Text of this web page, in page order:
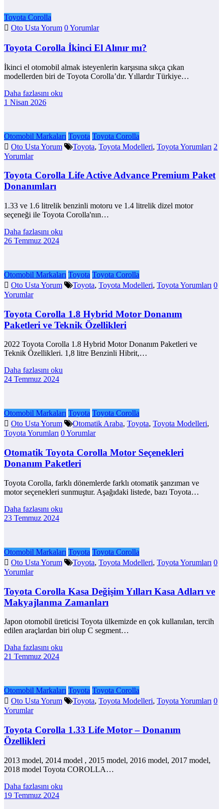
Toyota Corolla
Oto Usta Yorum 0 Yorumlar
Toyota Corolla İkinci El Alınır mı?
İkinci el otomobil almak isteyenlerin karşısına sıkça çıkan
modellerden biri de Toyota Corolla’dır. Yıllardır Türkiye…
Daha fazlasını oku
1 Nisan 2026
Otomobil Markaları Toyota Toyota Corolla
Oto Usta Yorum
Toyota, Toyota Modelleri, Toyota Yorumları 2
Yorumlar
Toyota Corolla Life Active Advance Premium Paket
Donanımları
1.33 ve 1.6 litrelik benzinli motoru ve 1.4 litrelik dizel motor
seçeneği ile Toyota Corolla'nın…
Daha fazlasını oku
26 Temmuz 2024
Otomobil Markaları Toyota Toyota Corolla
Oto Usta Yorum
Toyota, Toyota Modelleri, Toyota Yorumları 0
Yorumlar
Toyota Corolla 1.8 Hybrid Motor Donanım
Paketleri ve Teknik Özellikleri
2022 Toyota Corolla 1.8 Hybrid Motor Donanım Paketleri ve
Teknik Özellikleri. 1,8 litre Benzinli Hibrit,…
Daha fazlasını oku
24 Temmuz 2024
Otomobil Markaları Toyota Toyota Corolla
Oto Usta Yorum
Otomatik Araba, Toyota, Toyota Modelleri,
Toyota Yorumları 0 Yorumlar
Otomatik Toyota Corolla Motor Seçenekleri
Donanım Paketleri
Toyota Corolla, farklı dönemlerde farklı otomatik şanzıman ve
motor seçenekleri sunmuştur. Aşağıdaki listede, bazı Toyota…
Daha fazlasını oku
23 Temmuz 2024
Otomobil Markaları Toyota Toyota Corolla
Oto Usta Yorum
Toyota, Toyota Modelleri, Toyota Yorumları 0
Yorumlar
Toyota Corolla Kasa Değişim Yılları Kasa Adları ve
Makyajlanma Zamanları
Japon otomobil üreticisi Toyota ülkemizde en çok kullanılan, tercih
edilen araçlardan biri olup C segment…
Daha fazlasını oku
21 Temmuz 2024
Otomobil Markaları Toyota Toyota Corolla
Oto Usta Yorum
Toyota, Toyota Modelleri, Toyota Yorumları 0
Yorumlar
Toyota Corolla 1.33 Life Motor – Donanım
Özellikleri
2013 model, 2014 model , 2015 model, 2016 model, 2017 model,
2018 model Toyota COROLLA…
Daha fazlasını oku
19 Temmuz 2024